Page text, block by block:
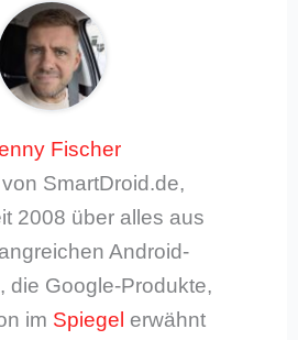
Fischer
SmartDroid.de,
2008 über alles aus
Android-
die Google-Produkte,
im Spiegel erwähnt